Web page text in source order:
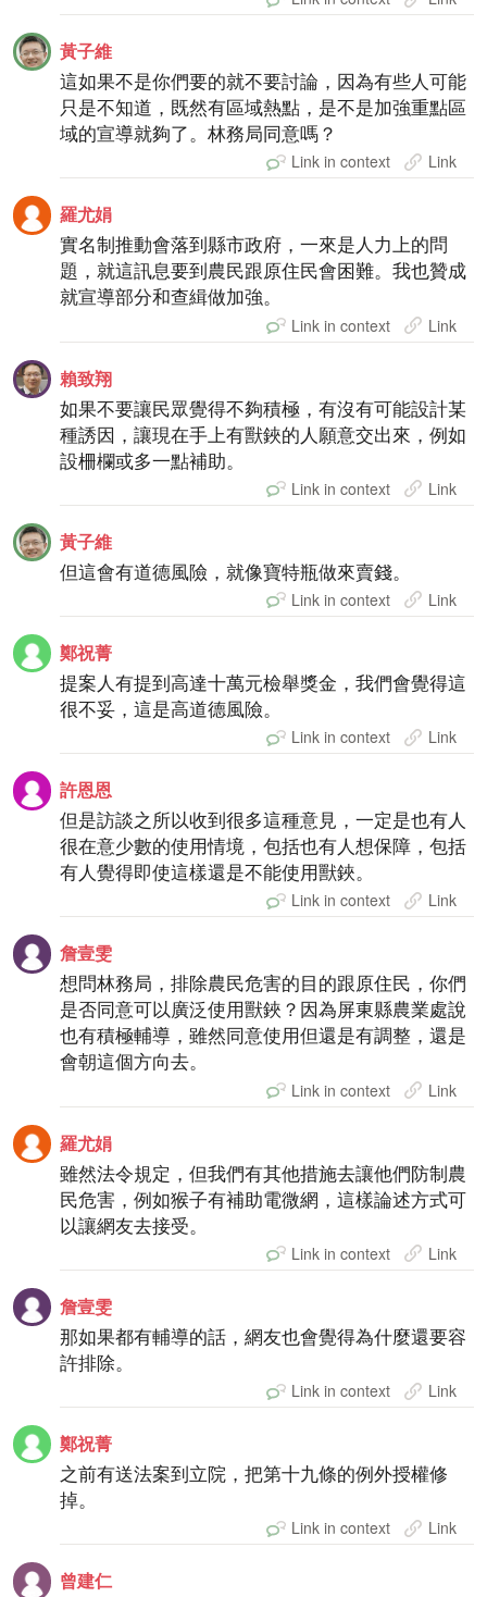
黃子維
這如果不是你們要的就不要討論，因為有些人可能
只是不知道，既然有區域熱點，是不是加強重點區
域的宣導就夠了。林務局同意嗎？
Link in context Link
羅尤娟
實名制推動會落到縣市政府，一來是人力上的問
題，就這訊息要到農民跟原住民會困難。我也贊成
就宣導部分和查緝做加強。
Link in context Link
賴致翔
如果不要讓民眾覺得不夠積極，有沒有可能設計某
種誘因，讓現在手上有獸鋏的人願意交出來，例如
設柵欄或多一點補助。
Link in context Link
黃子維
但這會有道德風險，就像寶特瓶做來賣錢。
Link in context Link
鄭祝菁
提案人有提到高達十萬元檢舉獎金，我們會覺得這
很不妥，這是高道德風險。
Link in context Link
許恩恩
但是訪談之所以收到很多這種意見，一定是也有人
很在意少數的使用情境，包括也有人想保障，包括
有人覺得即使這樣還是不能使用獸鋏。
Link in context Link
詹壹雯
想問林務局，排除農民危害的目的跟原住民，你們
是否同意可以廣泛使用獸鋏？因為屏東縣農業處說
也有積極輔導，雖然同意使用但還是有調整，還是
會朝這個方向去。
Link in context Link
羅尤娟
雖然法令規定，但我們有其他措施去讓他們防制農
民危害，例如猴子有補助電微網，這樣論述方式可
以讓網友去接受。
Link in context Link
詹壹雯
那如果都有輔導的話，網友也會覺得為什麼還要容
許排除。
Link in context Link
鄭祝菁
之前有送法案到立院，把第十九條的例外授權修
掉。
Link in context Link
曾建仁